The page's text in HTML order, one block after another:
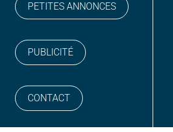
PETITES ANNONCES
PUBLICITÉ
CONTACT